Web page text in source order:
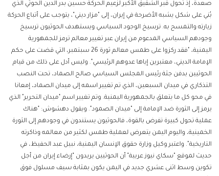
صعدة، إذ تحول قبر الشقيق الأكبر لزعيم الحركة حسين بدر الدين الحوثي الذي
بُني على شكل يشبه الأضرحة في إيران، إلى "مزار ديني"، يتوجب على أتباع الحركة
زيارته والتمسح به. ترسيخ الوجود السياسي ويستهدف الحوثيون ترسيخ
وجودهم السياسي المدعوم من إيران عبر تغيير معالم ترمز للجمهورية
اليمنية، "فقد ركزوا على طمس معالم ثورة 26 سبتمبر، التي قضت على حكم
الإمامة الديني، معتبرين إياها عدوهم الرئيسي". وليس أدل على ذلك من قيام
الحوثيين بدفن جثة رئيس المجلس السياسي صالح الصماد، تحت النصب
التذكاري في ميدان السبعين، الذي تم تغيير اسمه إلى ميدان الصماد، إمعانا
في محو كل ما يتعلق بالجمهورية اليمنية. وتم تغيير اسم "ميدان التحرير" الذي
يرمز إلى الثورة ضد الإمامة إلى "ميدان الصمود". ويقول دهشوش: "هناك
عملية تحول كبيرة تفرض بالقوة، فالحوثيون يستندون في وجودهم إلى الثورة
الخمينية، واليوم اليمن يتعرض لعملية طمس لكثير من معالمه وذاكرته
التاريخية". واعتبر وكيل وزارة حقوق الإنسان اليمنية، نبيل عبد الحفيظ، في
حديث لموقع "سكاي نيوز عربية" أن الحوثيين يريدون "إرضاء إيران من أجل
تكوين وسط اثنى عشري جديد في اليمن يكون بمثابة سيف مسلول فوق